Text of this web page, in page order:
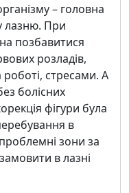
– головна
лазню. При
позбавитися
розладів,
стресами. А
болісних
фігури була
в
зони за
в лазні